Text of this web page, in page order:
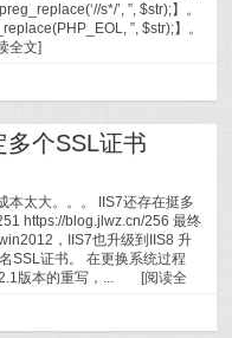
s*/’, ”, $str);】。
”, $str);】。
全文]
个SSL证书
本太大。。。 IIS7还存在挺多
https://blog.jlwz.cn/256 最终
，IIS7也升级到IIS8 升
SSL证书。 在更换系统过程
版本的重写，...
[阅读全